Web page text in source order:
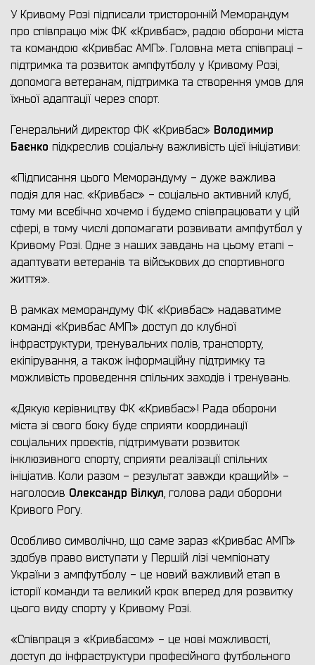
У Кривому Розі підписали тристоронній Меморандум
про співпрацю між ФК «Кривбас», радою оборони міста
та командою «Кривбас АМП». Головна мета співпраці -
підтримка та розвиток ампфутболу у Кривому Розі,
допомога ветеранам, підтримка та створення умов для
їхньої адаптації через спорт.
Генеральний директор ФК «Кривбас» Володимир
Баєнко підкреслив соціальну важливість цієї ініціативи:
«Підписання цього Меморандуму - дуже важлива
подія для нас. «Кривбас» - соціально активний клуб,
тому ми всебічно хочемо і будемо співпрацювати у цій
сфері, в тому числі допомагати розвивати ампфутбол у
Кривому Розі. Одне з наших завдань на цьому етапі -
адаптувати ветеранів та військових до спортивного
життя».
В рамках меморандуму ФК «Кривбас» надаватиме
команді «Кривбас АМП» доступ до клубної
інфраструктури, тренувальних полів, транспорту,
екіпірування, а також інформаційну підтримку та
можливість проведення спільних заходів і тренувань.
«Дякую керівництву ФК «Кривбас»! Рада оборони
міста зі свого боку буде сприяти координації
соціальних проєктів, підтримувати розвиток
інклюзивного спорту, сприяти реалізації спільних
ініціатив. Коли разом - результат завжди кращий!» -
наголосив Олександр Вілкул, голова ради оборони
Кривого Рогу.
Особливо символічно, що саме зараз «Кривбас АМП»
здобув право виступати у Першій лізі чемпіонату
України з ампфутболу - це новий важливий етап в
історії команди та великий крок вперед для розвитку
цього виду спорту у Кривому Розі.
«Співпраця з «Кривбасом» - це нові можливості,
доступ до інфраструктури професійного футбольного